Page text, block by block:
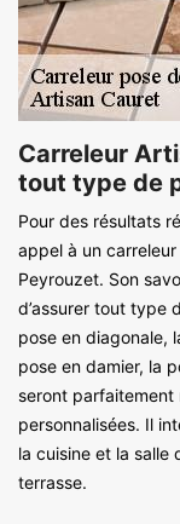
Carreleur
tout type de
Pour des résultats
appel à un
Peyrouzet. Son
d’assurer tout type
pose en diagonale,
pose en damier, la
seront parfaitement
personnalisées. Il
la cuisine et la salle
terrasse.